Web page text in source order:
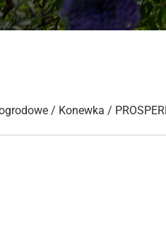
/ Konewka /